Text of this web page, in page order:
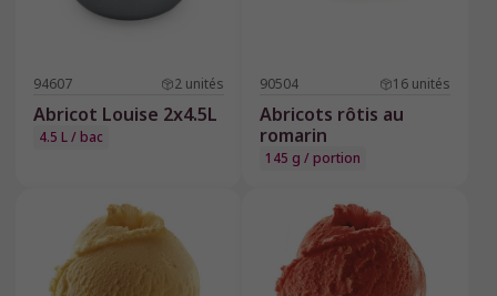
94607 2 unités
Abricot Louise 2x4.5L
4.5 L / bac
90504 16 unités
Abricots rôtis au
romarin
145 g / portion